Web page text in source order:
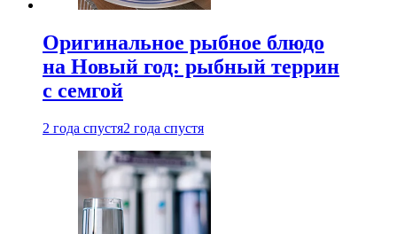
Оригинальное рыбное блюдо
на Новый год: рыбный террин
с семгой
2 года спустя2 года спустя